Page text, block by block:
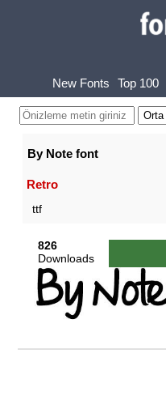
New Fonts Top 100
By Note font
Retro
ttf
826
Downloads